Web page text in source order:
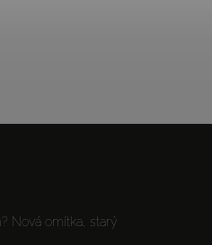
Nová omítka, starý